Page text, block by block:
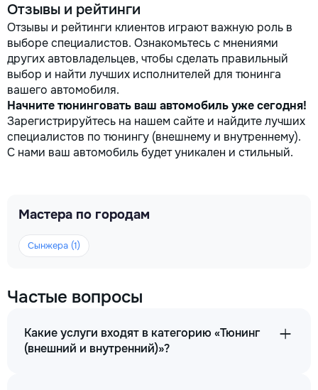
Отзывы и рейтинги
Отзывы и рейтинги клиентов играют важную роль в
выборе специалистов. Ознакомьтесь с мнениями
других автовладельцев, чтобы сделать правильный
выбор и найти лучших исполнителей для тюнинга
вашего автомобиля.
Начните тюнинговать ваш автомобиль уже сегодня!
Зарегистрируйтесь на нашем сайте и найдите лучших
специалистов по тюнингу (внешнему и внутреннему).
С нами ваш автомобиль будет уникален и стильный.
Мастера по городам
Сынжера (1)
Частые вопросы
Какие услуги входят в категорию «Тюнинг
(внешний и внутренний)»?